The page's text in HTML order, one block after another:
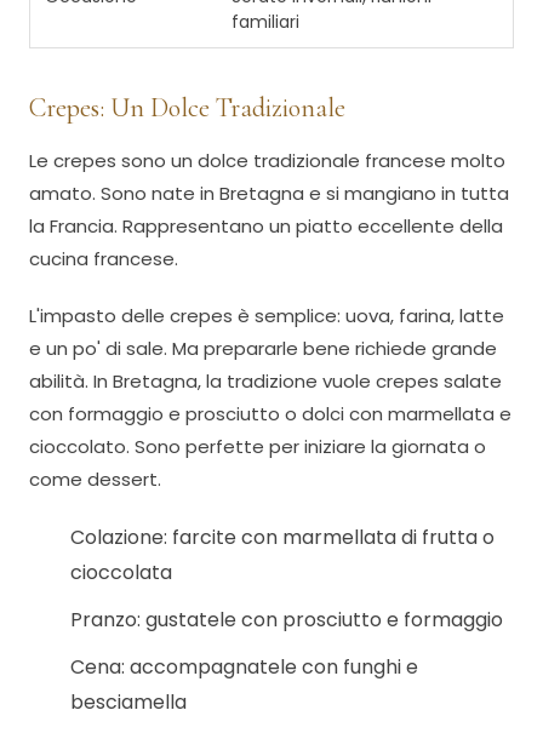
familiari
Crepes: Un Dolce Tradizionale
Le crepes sono un dolce tradizionale francese molto
amato. Sono nate in Bretagna e si mangiano in tutta
la Francia. Rappresentano un piatto eccellente della
cucina francese.
L'impasto delle crepes è semplice: uova, farina, latte
e un po' di sale. Ma prepararle bene richiede grande
abilità. In Bretagna, la tradizione vuole crepes salate
con formaggio e prosciutto o dolci con marmellata e
cioccolato. Sono perfette per iniziare la giornata o
come dessert.
Colazione: farcite con marmellata di frutta o
cioccolata
Pranzo: gustatele con prosciutto e formaggio
Cena: accompagnatele con funghi e
besciamella